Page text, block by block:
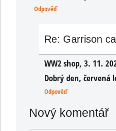
Odpověď
Re: Garrison
WW2 shop, 3. 11.
Dobrý den, červená
Odpověď
Nový komentář
US lodička OD
Garrison cap
(deluxe)- důstojník
Důstojnická lodička v
barvě chocolate.
Hodnostní označení se
dávalo...